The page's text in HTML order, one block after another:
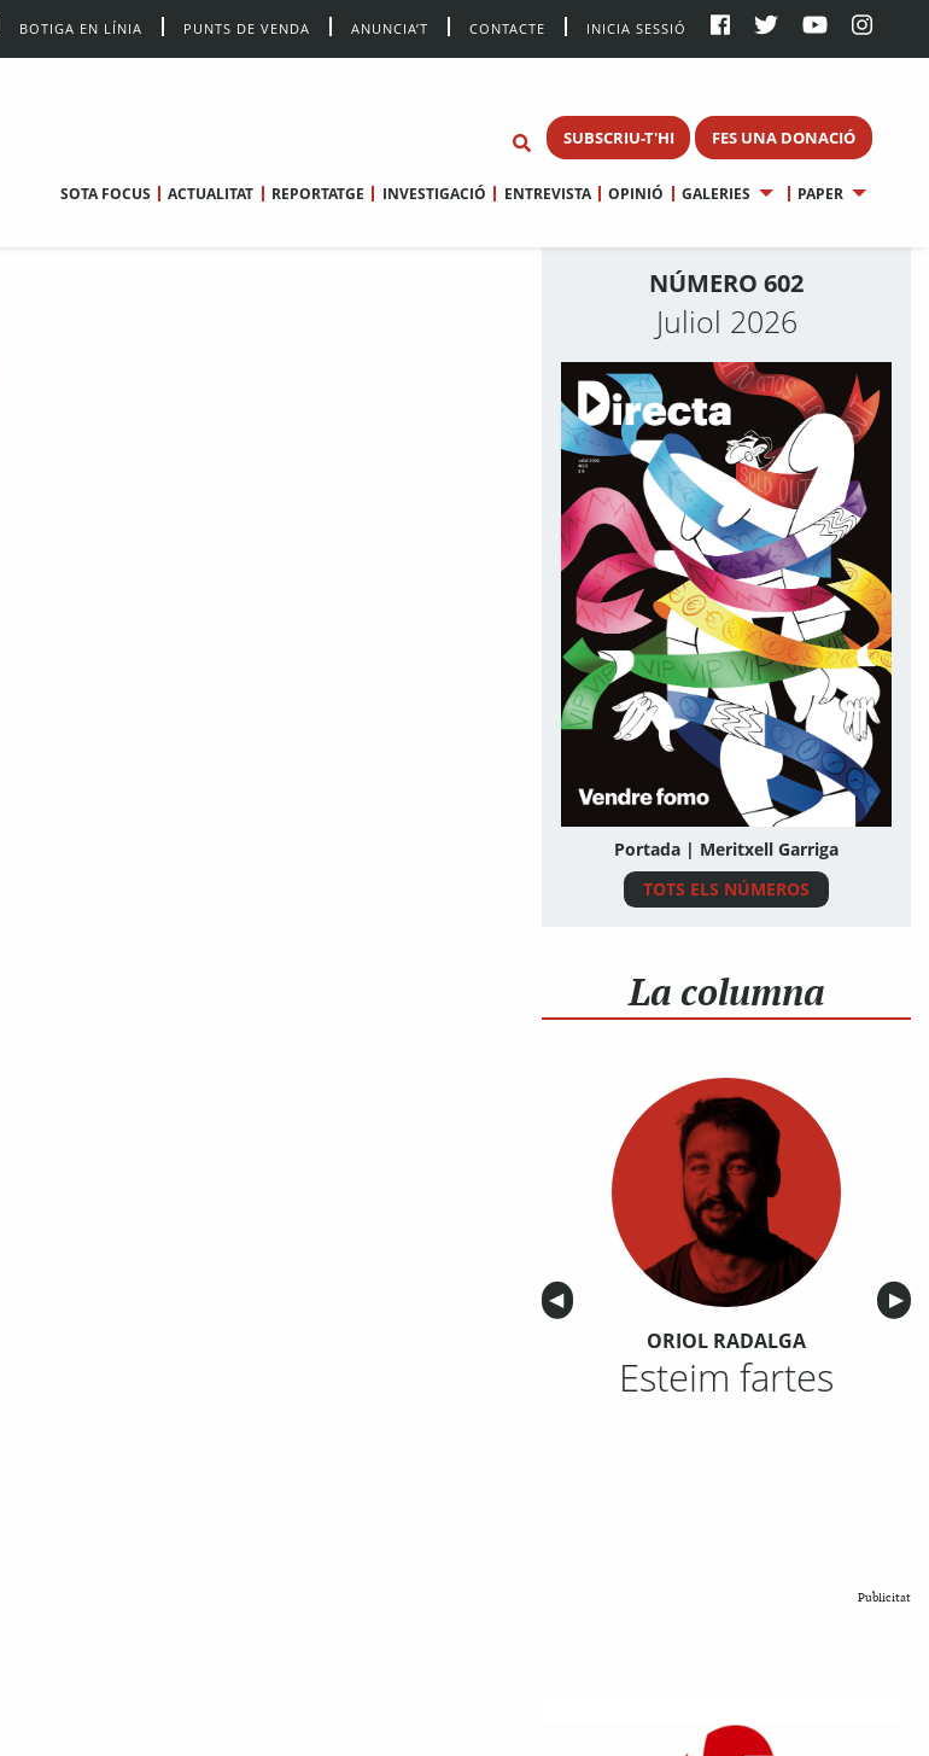
BOTIGA EN LÍNIA PUNTS DE VENDA ANUNCIA’T CONTACTE INICIA SESSIÓ
SUBSCRIU-T'HI FES UNA DONACIÓ
SOTA FOCUS ACTUALITAT REPORTATGE INVESTIGACIÓ ENTREVISTA OPINIÓ GALERIES PAPER
NÚMERO 602
Juliol 2026
Portada | Meritxell Garriga
TOTS ELS NÚMEROS
La columna
Anterior
◀︎ ▶︎
ORIOL RADALGA
Esteim fartes
Publicitat